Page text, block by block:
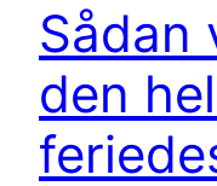
Sådan
den